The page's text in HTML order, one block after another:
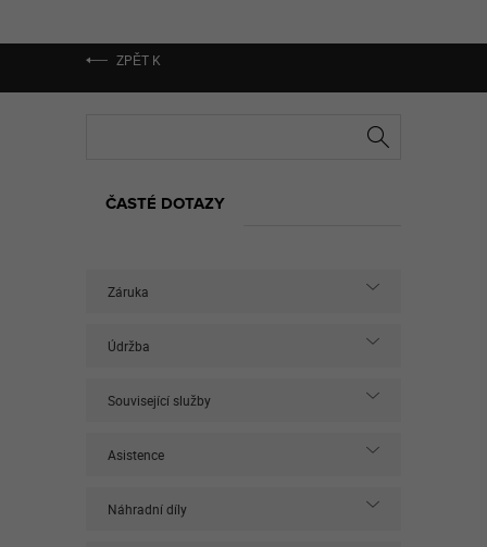
ZPĚT K
ČASTÉ DOTAZY
Záruka
Údržba
Související služby
Asistence
Náhradní díly